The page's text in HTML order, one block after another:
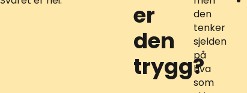
er
den
trygg?
den
tenker
sjelden
på
hva
som